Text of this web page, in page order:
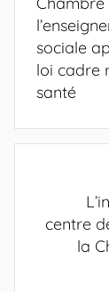
l’article
sociale
loi cadre
santé
centre
la